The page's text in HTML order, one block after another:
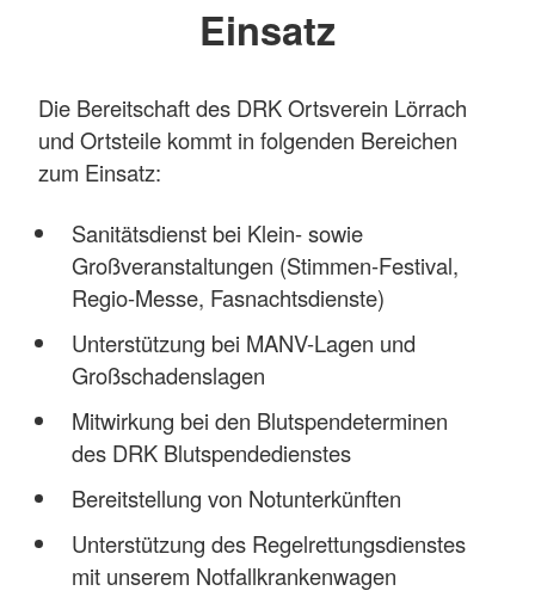
Einsatz
Die Bereitschaft des DRK Ortsverein Lörrach
und Ortsteile kommt in folgenden Bereichen
zum Einsatz:
Sanitätsdienst bei Klein- sowie
Großveranstaltungen (Stimmen-Festival,
Regio-Messe, Fasnachtsdienste)
Unterstützung bei MANV-Lagen und
Großschadenslagen
Mitwirkung bei den Blutspendeterminen
des DRK Blutspendedienstes
Bereitstellung von Notunterkünften
Unterstützung des Regelrettungsdienstes
mit unserem Notfallkrankenwagen